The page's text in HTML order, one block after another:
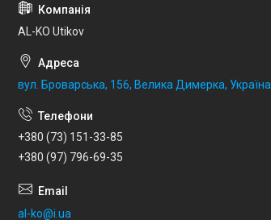
AL-KO Utikov
вул. Броварська, 156, Велика Димерка, Україна
+380 (73) 151-33-85
+380 (97) 796-69-35
al-ko@i.ua